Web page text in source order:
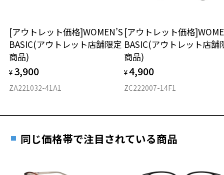
仕上がり寸法
D 仕上がりの横幅：約141mm
E 仕上がりの縦幅：約48mm
14.9g
※着脱式サングラス：デモレンズ、アタッチメント込みの重さ
安心2 視力測定無料
視力の変化を早めに発見するために、定期的な視
力測定をおすすめいたします。
安心3 かかり具合調整無料
す。
オンラインストアでフレームのみ購入して、
実店舗で度付きにできます
ご購入時に「レンズ交換券」をお選びいただくと、実店舗で
度数を測定のうえ、度付きレンズ（標準セットレンズ）へ無
料交換いただけます。
実店舗で度数を測定いただけます
お近くのZoff実店舗にて度数を測定いただけます（無料）。
その際は記入用紙をダウンロードしてお使いください。
[アウトレット価格]WOMEN’S
BASIC(アウトレット店舗限定
商品)
¥ 3,900
ZA221032-41A1
[アウトレット価格
BASIC(アウトレット店舗
商品)
¥4,900
ZC222007-14F1
同じ価格帯で注目されている商品